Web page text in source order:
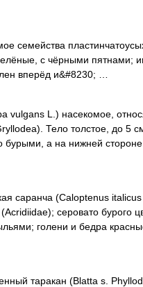
семейства
с чёрными пятнами;
вперёд и&#8230; …
vulgans L.) насекомое,
Тело толстое, до 5
бурыми, а на нижней
саранча (Caloptenus italicus
серовато бурого
голени и бедра
таракан (Blatta s.